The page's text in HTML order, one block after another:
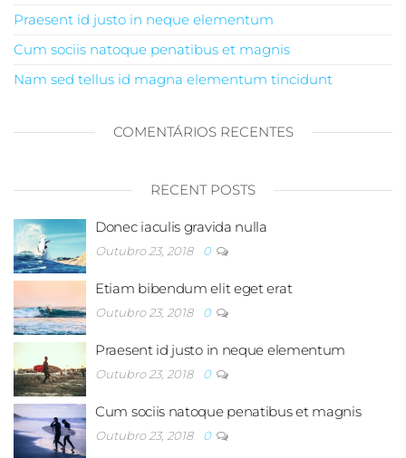
Praesent id justo in neque elementum
Cum sociis natoque penatibus et magnis
Nam sed tellus id magna elementum tincidunt
COMENTÁRIOS RECENTES
RECENT POSTS
Donec iaculis gravida nulla
Outubro 23, 2018 0
Etiam bibendum elit eget erat
Outubro 23, 2018 0
Praesent id justo in neque elementum
Outubro 23, 2018 0
Cum sociis natoque penatibus et magnis
Outubro 23, 2018 0